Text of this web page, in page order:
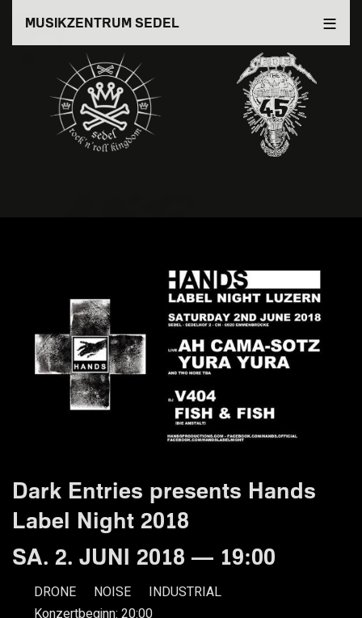
Inhalt
MUSIKZENTRUM SEDEL
Dark Entries presents Hands
Label Night 2018
SA. 2. JUNI 2018 — 19:00
DRONE NOISE
INDUSTRIAL